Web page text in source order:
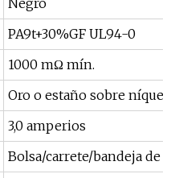
Negro
PA9t+30%GF UL94-0
1000 mΩ mín.
Oro o estaño sobre níquel
3,0 amperios
Bolsa/carrete/bandeja de